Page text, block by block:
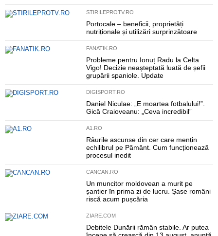
STIRILEPROTV.RO
Portocale – beneficii, proprietăți
nutriționale și utilizări surprinzătoare
FANATIK.RO
Probleme pentru Ionuț Radu la Celta
Vigo! Decizie neașteptată luată de șefii
grupării spaniole. Update
DIGISPORT.RO
Daniel Niculae: „E moartea fotbalului!”.
Gică Craioveanu: „Ceva incredibil”
A1.RO
Râurile ascunse din cer care mențin
echilibrul pe Pământ. Cum funcționează
procesul inedit
CANCAN.RO
Un muncitor moldovean a murit pe
șantier în prima zi de lucru. Șase români
riscă acum pușcăria
ZIARE.COM
Debitele Dunării rămân stabile. Ar putea